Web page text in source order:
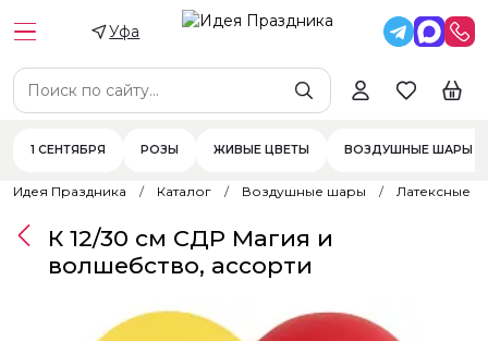
Уфа
1 СЕНТЯБРЯ РОЗЫ ЖИВЫЕ ЦВЕТЫ ВОЗДУШНЫЕ ШАРЫ
Идея Праздника Каталог Воздушные шары Латексные
К 12/30 см СДР Магия и
волшебство, ассорти